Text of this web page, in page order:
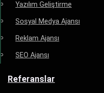
Yazılım Geliştirme
Sosyal Medya Ajansı
Reklam Ajansı
SEO Ajansı
Referanslar